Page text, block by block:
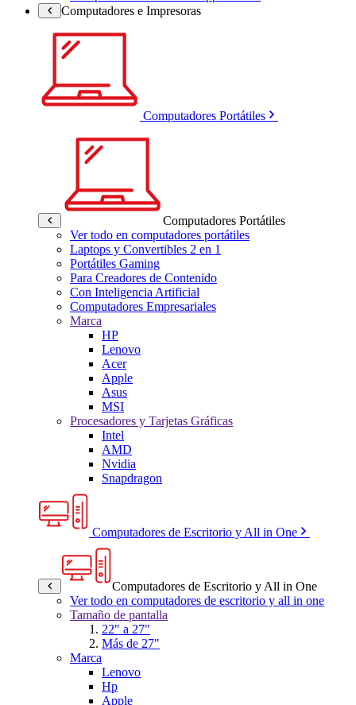
Computadores e Impresoras
Computadores Portátiles
Computadores Portátiles
Ver todo en computadores portátiles
Laptops y Convertibles 2 en 1
Portátiles Gaming
Para Creadores de Contenido
Con Inteligencia Artificial
Computadores Empresariales
Marca
HP
Lenovo
Acer
Apple
Asus
MSI
Procesadores y Tarjetas Gráficas
Intel
AMD
Nvidia
Snapdragon
Computadores de Escritorio y All in One
Computadores de Escritorio y All in One
Ver todo en computadores de escritorio y all in one
Tamaño de pantalla
22" a 27"
Más de 27"
Marca
Lenovo
Hp
Apple